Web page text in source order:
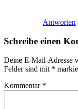
Antworten
Schreibe einen
Deine E-Mail-Adresse
Felder sind mit *
Kommentar *